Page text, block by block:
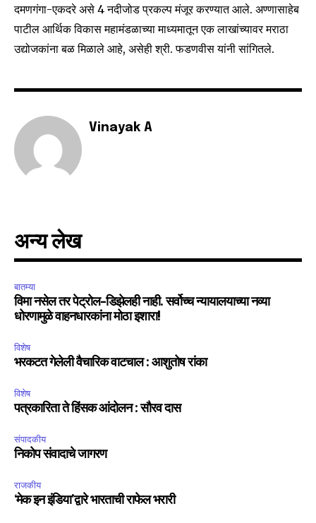
दमणगंगा-एकदरे असे 4 नदीजोड प्रकल्प मंजूर करण्यात आले. अण्णासाहेब
पाटील आर्थिक विकास महामंडळाच्या माध्यमातून एक लाखांच्यावर मराठा
उद्योजकांना बळ मिळाले आहे, असेही श्री. फडणवीस यांनी सांगितले.
Vinayak A
अन्य लेख
बातम्या
विमा नसेल तर पेट्रोल-डिझेलही नाही. सर्वोच्च न्यायालयाच्या नव्या
धोरणामुळे वाहनधारकांना मोठा इशारा!
विशेष
भरकटत गेलेली वैचारिक वाटचाल : आशुतोष रांका
विशेष
पत्रकारिता ते हिंसक आंदोलन : सौरव दास
संपादकीय
निकोप संवादाचे जागरण
राजकीय
‘मेक इन इंडिया’द्वारे भारताची राफेल भरारी